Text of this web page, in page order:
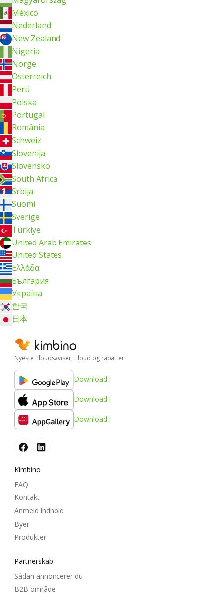
México
Nederland
New Zealand
Nigeria
Norge
Österreich
Perú
Polska
Portugal
România
Schweiz
Slovenija
Slovensko
South Africa
Srbija
Suomi
Sverige
Türkiye
United Arab Emirates
United States
Ελλάδα
България
Україна
한국
日本
Nyeste tilbudsaviser, tilbud og rabatter
Download i
Download i
Download i
Kimbino
FAQ
Kontakt
Anmeld indhold
Byer
Produkter
Partnerskab
Sådan annoncerer du
B2B område